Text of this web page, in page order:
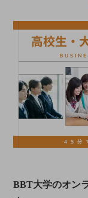
BBT大学のオン